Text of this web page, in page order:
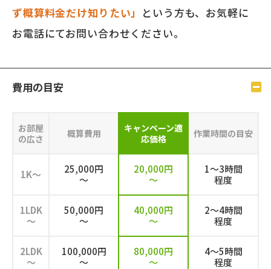
ず概算料金だけ知りたい」 という方も、お気軽に
お電話にてお問い合わせください。
費⽤の⽬安
お部屋
の広さ
概算費用 キャンペーン適
応価格
作業時間の目安
1K～
25,000円
～
20,000円
～
1～3時間
程度
1LDK
～
50,000円
～
40,000円
～
2～4時間
程度
2LDK
～
100,000円
～
80,000円
～
4～5時間
程度